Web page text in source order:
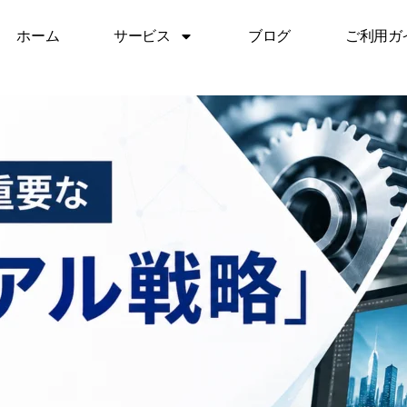
ホーム サービス ブログ ご利用ガ